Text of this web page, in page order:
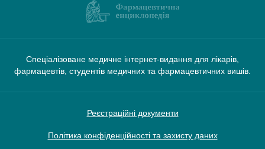
Спеціалізоване медичне інтернет-видання для лікарів,
фармацевтів, студентів медичних та фармацевтичних вишів.
Реєстраційні документи
Політика конфіденційності та захисту даних